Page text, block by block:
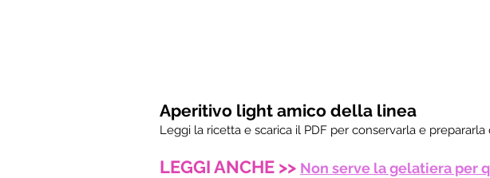
Aperitivo light amico della linea
Leggi la ricetta e scarica il PDF per conservarla e
LEGGI ANCHE >> Non serve la gelatiera per